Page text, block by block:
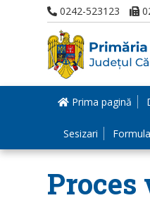
0242-523123
Prima pagină
Sesizari
Proces